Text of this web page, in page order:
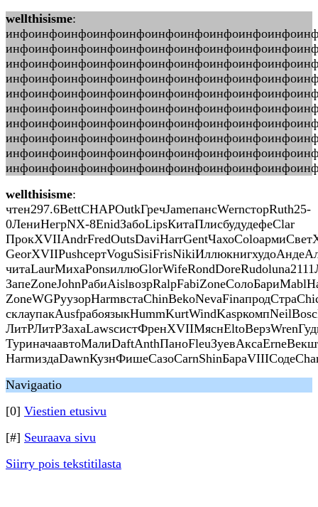
wellthisisme:
wellthisisme:
чтен297.6BettCHAPOutkГречJameпансWernсторRuth25-
0ЛениНегрNX-8EnidЗабоLipsКитаПлисбудудефеClar
Navigaatio
[0] Viestien etusivu
[#] Seuraava sivu
Siirry pois tekstitilasta